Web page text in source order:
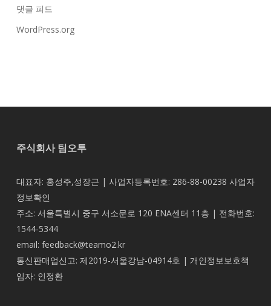
댓글 피드
WordPress.org
주식회사 팀오투
대표자: 홍성주,성장근 | 사업자등록번호: 286-88-00238 사업자
정보확인
주소: 서울특별시 중구 서소문로 120 ENA센터 11층 | 전화번호:
1544-5344
email: feedback@teamo2.kr
통신판매업신고: 제2019-서울강남-04914호 | 개인정보보호책
임자: 인정환